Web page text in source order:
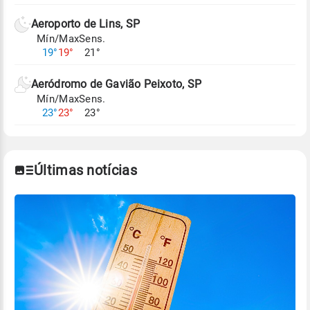
Aeroporto de Lins, SP
Mín/Max
19°19°
Sens.
21°
Aeródromo de Gavião Peixoto, SP
Mín/Max
23°23°
Sens.
23°
Últimas notícias